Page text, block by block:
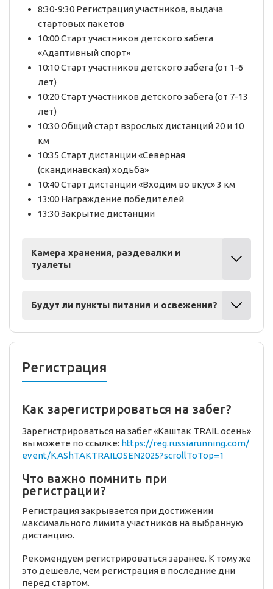
8:30-9:30 Регистрация участников, выдача
стартовых пакетов
10:00 Старт участников детского забега
«Адаптивный спорт»
10:10 Старт участников детского забега (от 1-6
лет)
10:20 Старт участников детского забега (от 7-13
лет)
10:30 Общий старт взрослых дистанций 20 и 10
км
10:35 Старт дистанции «Северная
(скандинавская) ходьба»
10:40 Старт дистанции «Входим во вкус» 3 км
13:00 Награждение победителей
13:30 Закрытие дистанции
Камера хранения, раздевалки и
туалеты
Будут ли пункты питания и освежения?
Регистрация
Как зарегистрироваться на забег?
Зарегистрироваться на забег «Каштак TRAIL осень»
вы можете по ссылке: https://reg.russiarunning.com/
event/KAShTAKTRAILOSEN2025?scrollToTop=1
Что важно помнить при
регистрации?
Регистрация закрывается при достижении
максимального лимита участников на выбранную
дистанцию.
Рекомендуем регистрироваться заранее. К тому же
это дешевле, чем регистрация в последние дни
перед стартом.